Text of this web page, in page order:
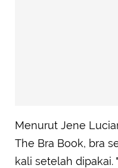
Menurut Jene
The Bra Book, bra
kali setelah dipakai.